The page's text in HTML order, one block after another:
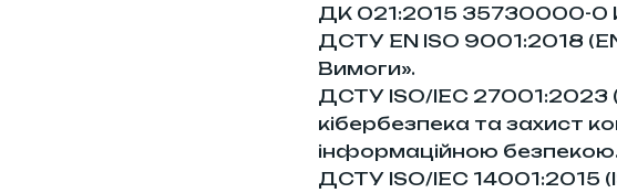
ДК 021:2015 35730000-
ДСТУ EN ISO 9001:2018
Вимоги».
ДСТУ ISO/IEC 27001:2023
кібербезпека та захист
інформаційною
ДСТУ ISO/IEC 14001:2015